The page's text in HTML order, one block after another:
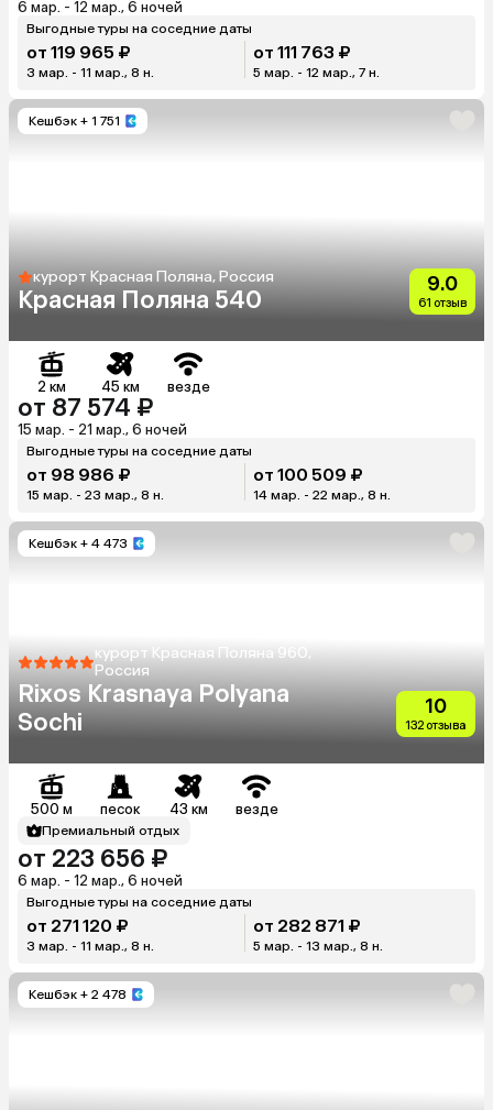
6 мар. - 12 мар., 6 ночей
Выгодные туры на соседние даты
от 119 965 ₽
3 мар. - 11 мар., 8 н.
от 111 763 ₽
5 мар. - 12 мар., 7 н.
Кешбэк + 1 751
курорт Красная Поляна, Россия
Красная Поляна 540
9.0
61 отзыв
2 км 45 км везде
от 87 574 ₽
15 мар. - 21 мар., 6 ночей
Выгодные туры на соседние даты
от 98 986 ₽
15 мар. - 23 мар., 8 н.
от 100 509 ₽
14 мар. - 22 мар., 8 н.
Кешбэк + 4 473
курорт Красная Поляна 960,
Россия
Rixos Krasnaya Polyana
Sochi
10
132 отзыва
500 м песок 43 км везде
Премиальный отдых
от 223 656 ₽
6 мар. - 12 мар., 6 ночей
Выгодные туры на соседние даты
от 271 120 ₽
3 мар. - 11 мар., 8 н.
от 282 871 ₽
5 мар. - 13 мар., 8 н.
Кешбэк + 2 478